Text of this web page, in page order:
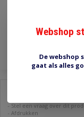
- Stel een vraag over dit
- Afdrukken
Webshop
De webshop
gaat als alles